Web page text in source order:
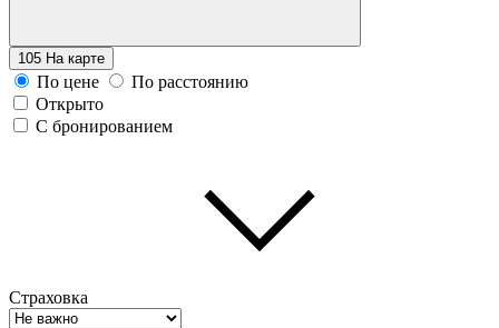
105 На карте
По цене
По расстоянию
Открыто
С бронированием
Страховка